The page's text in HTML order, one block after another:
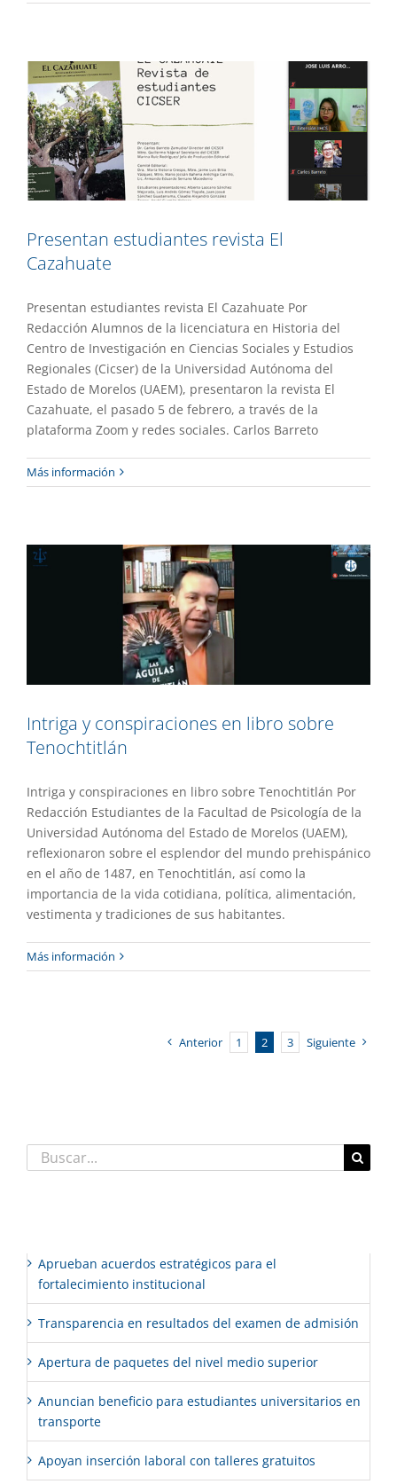
Presentan estudiantes revista El
Cazahuate
Presentan estudiantes revista El Cazahuate Por
Redacción Alumnos de la licenciatura en Historia del
Centro de Investigación en Ciencias Sociales y Estudios
Regionales (Cicser) de la Universidad Autónoma del
Estado de Morelos (UAEM), presentaron la revista El
Cazahuate, el pasado 5 de febrero, a través de la
plataforma Zoom y redes sociales. Carlos Barreto
Más información
Intriga y conspiraciones en libro sobre
Intriga y conspiraciones en libro sobre
Tenochtitlán
Intriga y conspiraciones en libro sobre Tenochtitlán Por
Redacción Estudiantes de la Facultad de Psicología de la
Universidad Autónoma del Estado de Morelos (UAEM),
reflexionaron sobre el esplendor del mundo prehispánico
en el año de 1487, en Tenochtitlán, así como la
importancia de la vida cotidiana, política, alimentación,
vestimenta y tradiciones de sus habitantes.
Más información
Anterior 1 2 3 Siguiente
Buscar:
Aprueban acuerdos estratégicos para el
fortalecimiento institucional
Transparencia en resultados del examen de admisión
Apertura de paquetes del nivel medio superior
Anuncian beneficio para estudiantes universitarios en
transporte
Apoyan inserción laboral con talleres gratuitos